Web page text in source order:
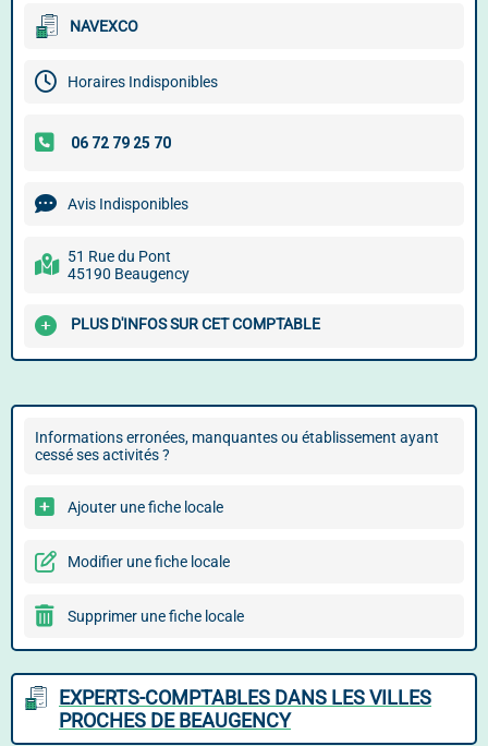
NAVEXCO
Horaires Indisponibles
Avis Indisponibles
51 Rue du Pont
45190 Beaugency
PLUS D'INFOS SUR CET COMPTABLE
Informations erronées, manquantes ou établissement ayant
cessé ses activités ?
Ajouter une fiche locale
Modifier une fiche locale
Supprimer une fiche locale
EXPERTS-COMPTABLES DANS LES VILLES
PROCHES DE BEAUGENCY